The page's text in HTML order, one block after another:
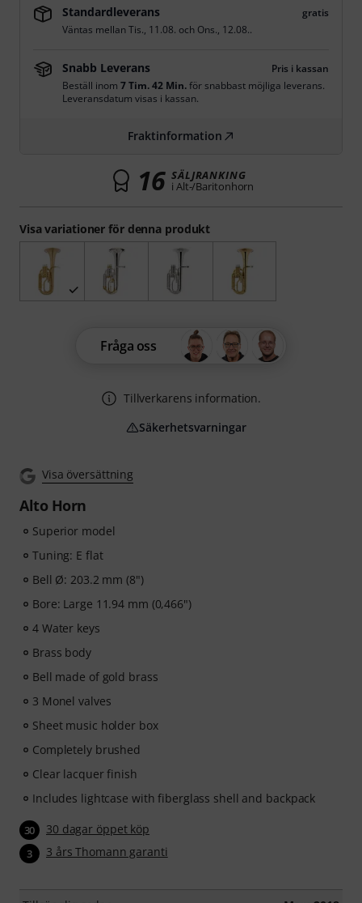
Visa översättning
Alto Horn
Superior model
Tuning: E flat
Bell Ø: 203.2 mm (8")
Bore: Large 11.94 mm (0,466")
4 Water keys
Brass body
Bell made of gold brass
3 Monel valves
Sheet music holder box
Completely brushed
Clear lacquer finish
Includes lightcase with fiberglass shell and backpack
30 30 dagar öppet köp
3 3 års Thomann garanti
Visa variationer för denna produkt
Standardleverans
gratis
Väntas mellanTis., 11.08. och Ons., 12.08..
Snabb Leverans
Pris i kassan
Beställ inom 7 Tim. 42 Min.för snabbast möjliga leverans.
Leveransdatum visas i kassan.
Fraktinformation
16 SÄLJRANKING
i Alt-/Baritonhorn
Fråga oss
Tillverkarens information.
Säkerhetsvarningar